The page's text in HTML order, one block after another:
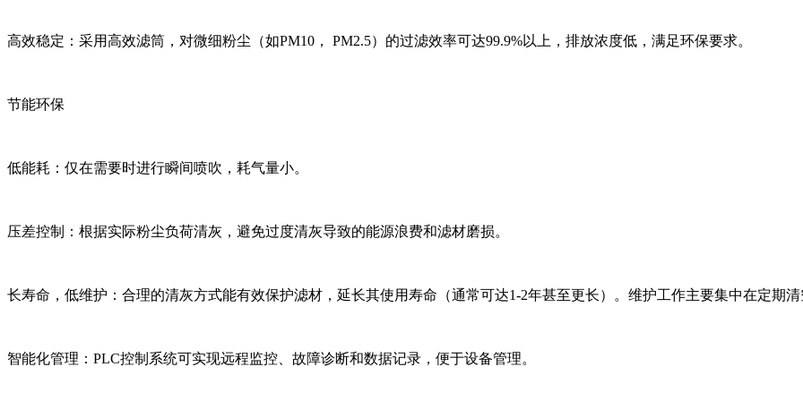
高效稳定：采用高效滤筒，对微细粉尘（如PM10， PM2.5）的过滤效率可达99.9%以上，排放浓度低，满足环保要求。
节能环保
低能耗：仅在需要时进行瞬间喷吹，耗气量小。
压差控制：根据实际粉尘负荷清灰，避免过度清灰导致的能源浪费和滤材磨损。
长寿命，低维护：合理的清灰方式能有效保护滤材，延长其使用寿命（通常可达1-2年甚至更长）。维护工作主要集中在定期清
智能化管理：PLC控制系统可实现远程监控、故障诊断和数据记录，便于设备管理。